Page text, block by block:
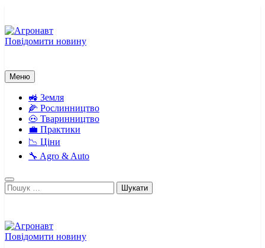
вмісту
Повідомити новину
Меню
🚜 Земля
🌽 Рослинництво
🐽 Тваринництво
💼 Практики
📉 Ціни
🔧 Agro & Auto
Пошук:
Повідомити новину